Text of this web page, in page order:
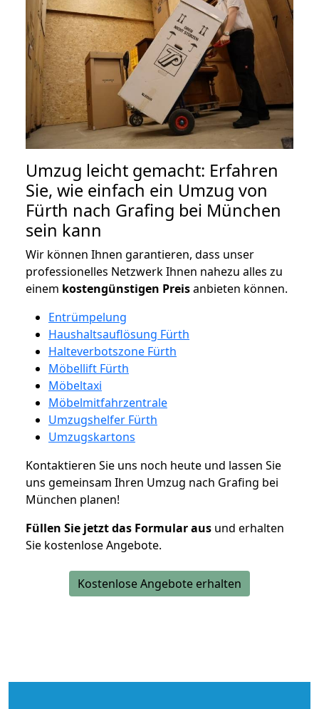
Umzug leicht gemacht: Erfahren
Sie, wie einfach ein Umzug von
Fürth nach Grafing bei München
sein kann
Wir können Ihnen garantieren, dass unser
professionelles Netzwerk Ihnen nahezu alles zu
einem kostengünstigen Preisanbieten können.
Entrümpelung
Haushaltsauflösung Fürth
Halteverbotszone Fürth
Möbellift Fürth
Möbeltaxi
Möbelmitfahrzentrale
Umzugshelfer Fürth
Umzugskartons
Kontaktieren Sie uns noch heute und lassen Sie
uns gemeinsam Ihren Umzug nach Grafing bei
München planen!
Füllen Sie jetzt das Formular aus und erhalten
Sie kostenlose Angebote.
Kostenlose Angebote erhalten